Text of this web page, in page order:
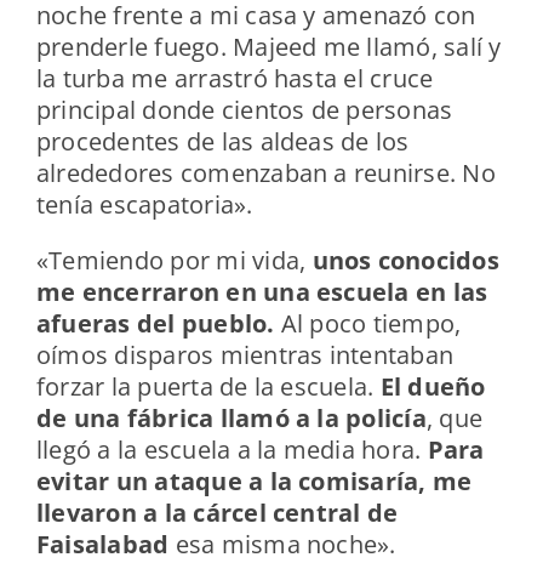
noche frente a mi casa y amenazó con
prenderle fuego. Majeed me llamó, salí y
la turba me arrastró hasta el cruce
principal donde cientos de personas
procedentes de las aldeas de los
alrededores comenzaban a reunirse. No
tenía escapatoria».
«Temiendo por mi vida, unos conocidos
me encerraron en una escuela en las
afueras del pueblo. Al poco tiempo,
oímos disparos mientras intentaban
forzar la puerta de la escuela. El dueño
de una fábrica llamó a la policía, que
llegó a la escuela a la media hora. Para
evitar un ataque a la comisaría, me
llevaron a la cárcel central de
Faisalabad esa misma noche».